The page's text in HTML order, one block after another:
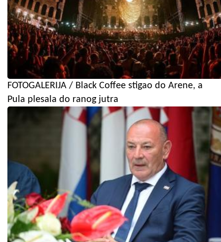
FOTOGALERIJA / Black Coffee stigao do Arene, a
Pula plesala do ranog jutra